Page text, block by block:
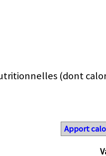
(dont
Apport